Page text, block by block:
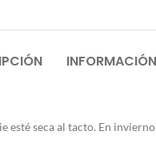
esté seca al tacto. En